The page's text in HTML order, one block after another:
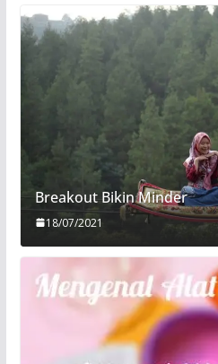
Breakout Bikin Minder
18/07/2021